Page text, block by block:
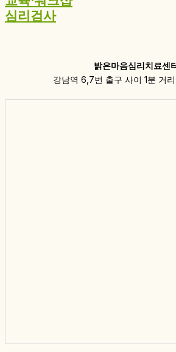
심리검사
밝은마음심리치료센
강남역 6,7번 출구 사이 1분 거